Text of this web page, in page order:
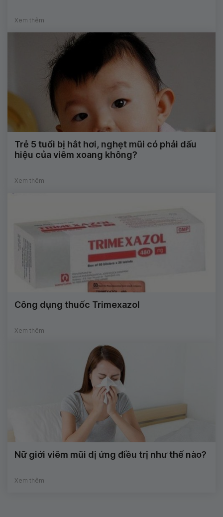
Xem thêm
Trẻ 5 tuổi bị hắt hơi, nghẹt mũi có phải dấu
hiệu của viêm xoang không?
Xem thêm
Công dụng thuốc Trimexazol
Xem thêm
Nữ giới viêm mũi dị ứng điều trị như thế nào?
Xem thêm